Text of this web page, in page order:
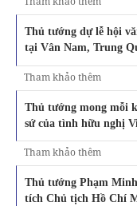
Thủ tướng dự lễ hội
tại Vân Nam, Trung
Tham khảo thêm
Thủ tướng mong mỗi
sứ của tình hữu nghị
Tham khảo thêm
Thủ tướng Phạm
tích Chủ tịch Hồ Chí